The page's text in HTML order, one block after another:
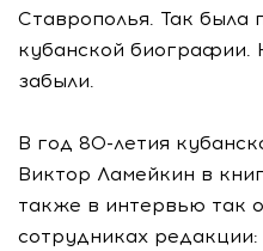
Ставрополья. Так была
кубанской биографии.
забыли.
В год 80-летия
Виктор Ламейкин в
также в интервью так
сотрудниках редакции: